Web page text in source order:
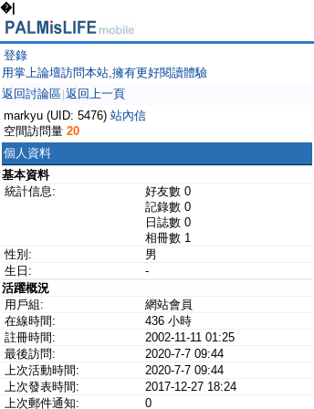
�|
登錄
用掌上論壇訪問本站,擁有更好閱讀體驗
返回討論區 返回上一頁
markyu (UID: 5476) 站內信
空間訪問量 20
個人資料
基本資料
統計信息:
好友數 0
記錄數 0
日誌數 0
相冊數 1
性別:
男
生日:
-
活躍概況
用戶組:
網站會員
在線時間:
436 小時
註冊時間:
2002-11-11 01:25
最後訪問:
2020-7-7 09:44
上次活動時間:
2020-7-7 09:44
上次發表時間:
2017-12-27 18:24
上次郵件通知:
0